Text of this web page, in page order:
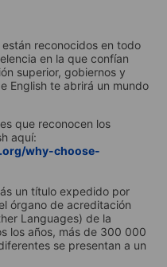
reconocidos en todo
en la que confían
superior, gobiernos y
English te abrirá un mundo
que reconocen los
aquí:
why-choose-
un título expedido por
órgano de acreditación
Languages) de la
los años, más de 300 000
se presentan a un